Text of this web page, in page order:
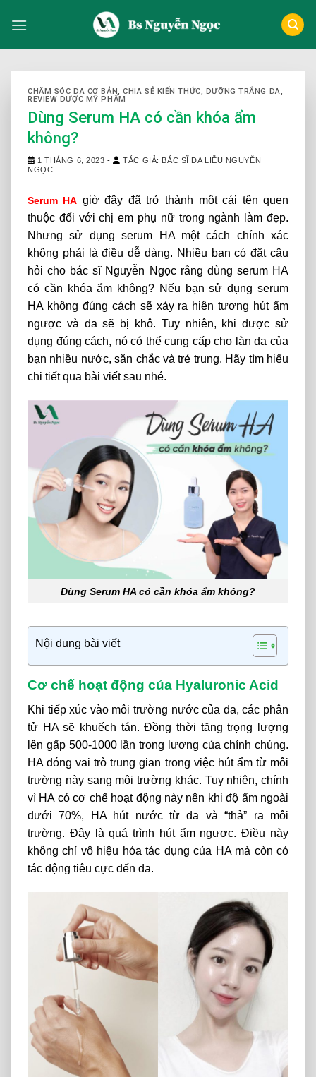
CHĂM SÓC DA CƠ BẢN,CHIA SẺ KIẾN THỨC, DƯỠNG TRẮNG DA,
REVIEW DƯỢC MỸ PHẨM
Dùng Serum HA có cần khóa ẩm
không?
1 THÁNG 6, 2023 -
TÁC GIẢ: BÁC SĨ DA LIỄU NGUYỄN
NGỌC
Serum HA giờ đây đã trở thành một cái tên quen
thuộc đối với chị em phụ nữ trong ngành làm đẹp.
Nhưng sử dụng serum HA một cách chính xác
không phải là điều dễ dàng. Nhiều bạn có đặt câu
hỏi cho bác sĩ Nguyễn Ngọc rằng dùng serum HA
có cần khóa ẩm không? Nếu bạn sử dụng serum
HA không đúng cách sẽ xảy ra hiện tượng hút ẩm
ngược và da sẽ bị khô. Tuy nhiên, khi được sử
dụng đúng cách, nó có thể cung cấp cho làn da của
bạn nhiều nước, săn chắc và trẻ trung. Hãy tìm hiểu
chi tiết qua bài viết sau nhé.
Dùng Serum HA có cần khóa ẩm không?
Nội dung bài viết
Cơ chế hoạt động của Hyaluronic Acid
Khi tiếp xúc vào môi trường nước của da, các phân
tử HA sẽ khuếch tán. Đồng thời tăng trọng lượng
lên gấp 500-1000 lần trọng lượng của chính chúng.
HA đóng vai trò trung gian trong việc hút ẩm từ môi
trường này sang môi trường khác. Tuy nhiên, chính
vì HA có cơ chế hoạt động này nên khi độ ẩm ngoài
dưới 70%, HA hút nước từ da và “thả” ra môi
trường. Đây là quá trình hút ẩm ngược. Điều này
không chỉ vô hiệu hóa tác dụng của HA mà còn có
tác động tiêu cực đến da.